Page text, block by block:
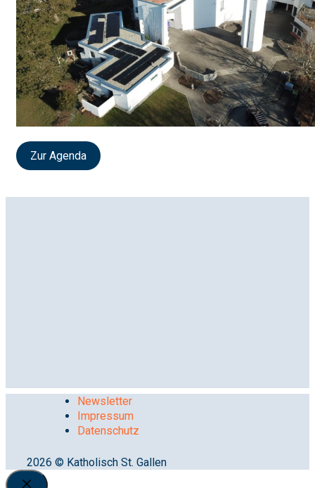
Zur Agenda
Newsletter
Impressum
Datenschutz
2026 © Katholisch St. Gallen